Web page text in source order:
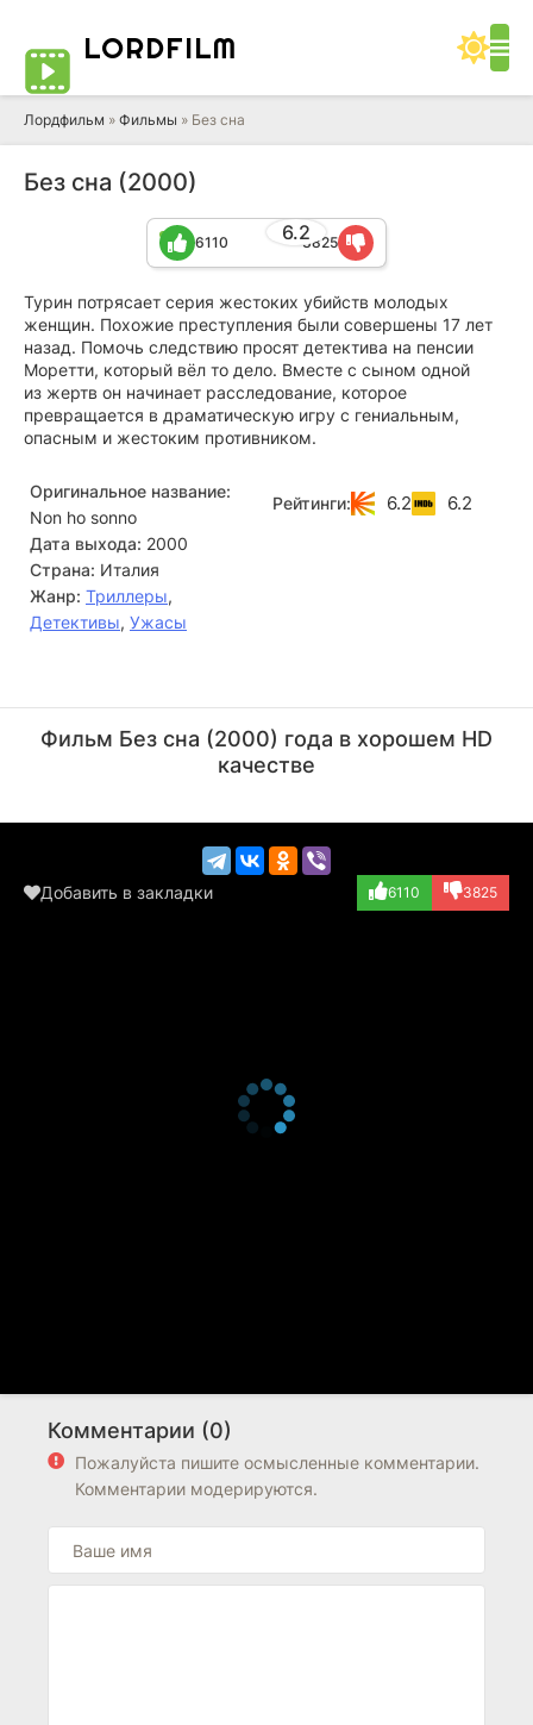
LORDFILM
Лордфильм » Фильмы » Без сна
Без сна (2000)
6.2
6110 3825
Турин потрясает серия жестоких убийств молодых
женщин. Похожие преступления были совершены 17 лет
назад. Помочь следствию просят детектива на пенсии
Моретти, который вёл то дело. Вместе с сыном одной
из жертв он начинает расследование, которое
превращается в драматическую игру с гениальным,
опасным и жестоким противником.
Оригинальное название:
Non ho sonno
Дата выхода: 2000
Страна: Италия
Жанр: Триллеры,
Детективы, Ужасы
Рейтинги: 6.2 6.2
(Moretti)
Фильм Без сна (2000) года в хорошем HD
качестве
Добавить в закладки 6110 3825
Комментарии (0)
Пожалуйста пишите осмысленные комментарии.
Комментарии модерируются.